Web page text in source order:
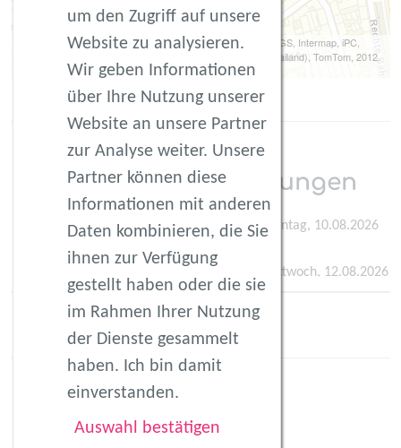
um den Zugriff auf unsere
Website zu analysieren.
Wir geben Informationen
über Ihre Nutzung unserer
Website an unsere Partner
zur Analyse weiter. Unsere
Partner können diese
Informationen mit anderen
Daten kombinieren, die Sie
ihnen zur Verfügung
gestellt haben oder die sie
im Rahmen Ihrer Nutzung
der Dienste gesammelt
haben. Ich bin damit
einverstanden.
Auswahl bestätigen
| Tiles © Esri -- Source: Esri, DeLorme, NAVTEQ, USGS, Intermap, iPC,
NRCAN, Esri Japan, METI, Esri China (Hong Kong), Esri (Thailand), TomTom, 2012.
OpenStreetMap, under ODbL.
Ereignis-Wiederholungen
fitmom by Verena im STADTPARK (1030)(Montag, 10.08.2026
fitmom by Verena im STADTPARK (1030)
(Mittwoch, 12.08.2026
fitmom by Verena im STADTPARK (1030)(Montag, 17.08.2026
fitmom by Verena im STADTPARK (1030)
Mehr